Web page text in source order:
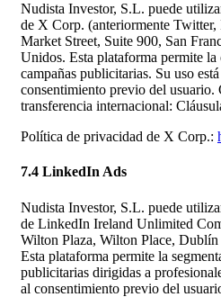
Nudista Investor, S.L. puede
de X Corp. (anteriormente
Market Street, Suite 900, San
Unidos. Esta plataforma permite
campañas publicitarias. Su uso
consentimiento previo del usuario.
transferencia internacional:
Política de privacidad de X Corp.:
7.4 LinkedIn Ads
Nudista Investor, S.L. puede
de LinkedIn Ireland Unlimited
Wilton Plaza, Wilton Place,
Esta plataforma permite la
publicitarias dirigidas a
al consentimiento previo del